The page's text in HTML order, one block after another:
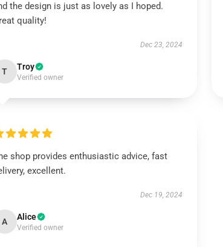
the design is just as lovely as I hoped.
quality!
Dec 23, 2024
T Troy
Verified owner
shop provides enthusiastic advice, fast
excellent.
Dec 19, 2024
A Alice
Verified owner